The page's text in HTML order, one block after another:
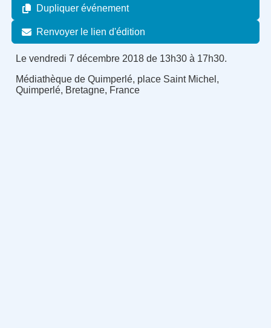
Dupliquer événement
Renvoyer le lien d'édition
Le vendredi 7 décembre 2018 de 13h30 à 17h30.
Médiathèque de Quimperlé, place Saint Michel,
Quimperlé, Bretagne, France